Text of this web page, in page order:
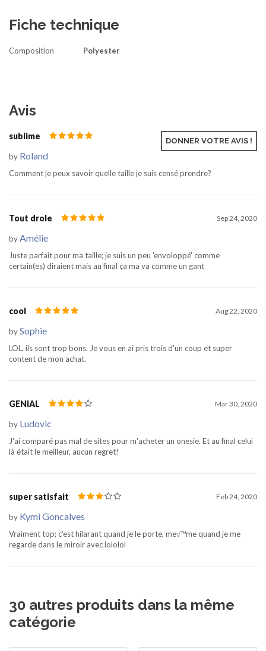
Fiche technique
Composition Polyester
Avis
sublime Dec 28, 2020
by Roland
Comment je peux savoir quelle taille je suis censé prendre?
Tout drole Sep 24, 2020
byAmélie
Juste parfait pour ma taille; je suis un peu 'envoloppé' comme
certain(es) diraient mais au final ça ma va comme un gant
cool Aug 22, 2020
bySophie
LOL, ils sont trop bons. Je vous en ai pris trois d'un coup et super
content de mon achat.
GENIAL Mar 30, 2020
by Ludovic
J'ai comparé pas mal de sites pour m'acheter un onesie. Et au final celui
là était le meilleur, aucun regret!
super satisfait Feb 24, 2020
by Kymi Goncalves
Vraiment top; c'est hilarant quand je le porte, me√™me quand je me
regarde dans le miroir avec lololol
DONNER VOTRE AVIS !
30 autres produits dans la même
catégorie